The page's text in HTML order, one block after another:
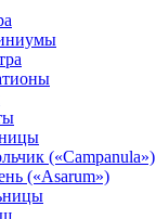
(«Campanula»)
(«Asarum»)